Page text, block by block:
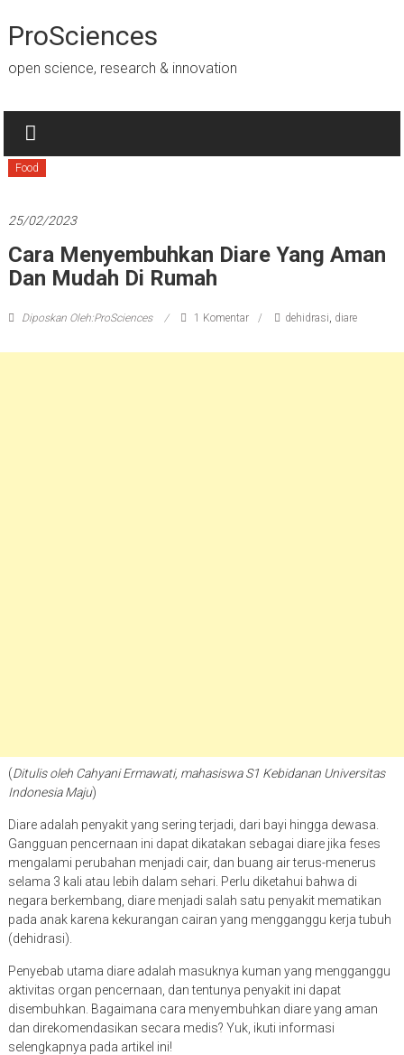
ke
konten
ProSciences
open science, research & innovation
Food
25/02/2023
Cara Menyembuhkan Diare Yang Aman
Dan Mudah Di Rumah
Diposkan Oleh:ProSciences 1 Komentar dehidrasi, diare
(Ditulis oleh Cahyani Ermawati, mahasiswa S1 Kebidanan Universitas
Indonesia Maju)
Diare adalah penyakit yang sering terjadi, dari bayi hingga dewasa.
Gangguan pencernaan ini dapat dikatakan sebagai diare jika feses
mengalami perubahan menjadi cair, dan buang air terus-menerus
selama 3 kali atau lebih dalam sehari. Perlu diketahui bahwa di
negara berkembang, diare menjadi salah satu penyakit mematikan
pada anak karena kekurangan cairan yang mengganggu kerja tubuh
(dehidrasi).
Penyebab utama diare adalah masuknya kuman yang mengganggu
aktivitas organ pencernaan, dan tentunya penyakit ini dapat
disembuhkan. Bagaimana cara menyembuhkan diare yang aman
dan direkomendasikan secara medis? Yuk, ikuti informasi
selengkapnya pada artikel ini!